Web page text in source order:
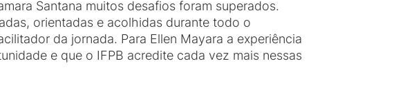
Santana muitos desafios foram superados.
orientadas e acolhidas durante todo o
da jornada. Para Ellen Mayara a experiência
e que o IFPB acredite cada vez mais nessas